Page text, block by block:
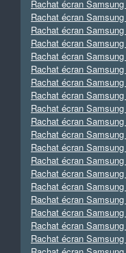
Rachat écran
Rachat écran
Rachat écran
Rachat écran
Rachat écran
Rachat écran
Rachat écran
Rachat écran
Rachat écran
Rachat écran
Rachat écran
Rachat écran
Rachat écran
Rachat écran
Rachat écran
Rachat écran
Rachat écran
Rachat écran
Rachat écran